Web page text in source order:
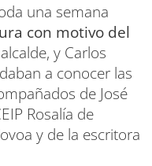
una semana
con motivo del
y Carlos
a conocer las
de José
Rosalía de
y de la escritora